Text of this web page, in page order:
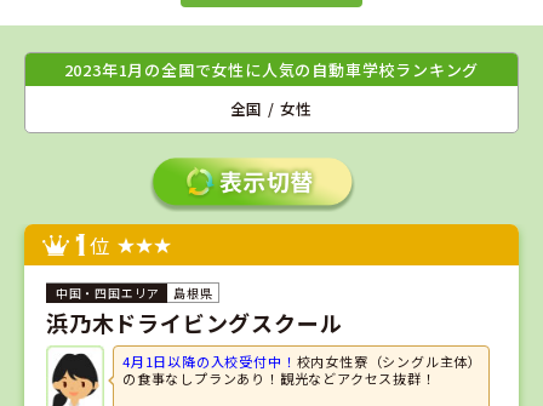
2023年1月の全国で女性に人気の自動車学校ランキング
全国 / 女性
1位
島根県
浜乃木ドライビングスクール
4月1日以降の入校受付中！ 校内女性寮（シングル主体）
の食事なしプランあり！観光などアクセス抜群！